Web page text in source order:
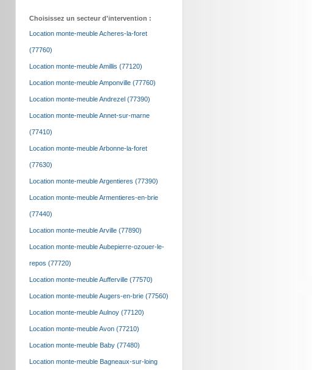
Choisissez un secteur d'intervention :
Location monte-meuble Acheres-la-foret
(77760)
Location monte-meuble Amillis (77120)
Location monte-meuble Amponville (77760)
Location monte-meuble Andrezel (77390)
Location monte-meuble Annet-sur-marne
(77410)
Location monte-meuble Arbonne-la-foret
(77630)
Location monte-meuble Argentieres (77390)
Location monte-meuble Armentieres-en-brie
(77440)
Location monte-meuble Arville (77890)
Location monte-meuble Aubepierre-ozouer-le-
repos (77720)
Location monte-meuble Aufferville (77570)
Location monte-meuble Augers-en-brie (77560)
Location monte-meuble Aulnoy (77120)
Location monte-meuble Avon (77210)
Location monte-meuble Baby (77480)
Location monte-meuble Bagneaux-sur-loing